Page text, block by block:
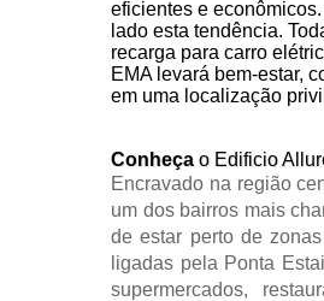
Conheça o Edificio
Encravado na região
um dos bairros mais
de estar perto de
ligadas pela Ponta
supermercados,